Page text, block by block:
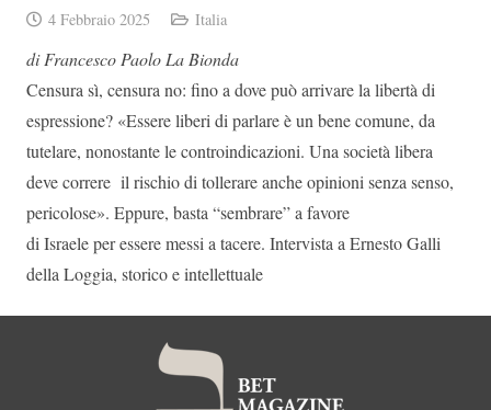
4 Febbraio 2025 Italia
di Francesco Paolo La Bionda
Censura sì, censura no: fino a dove può arrivare la libertà di
espressione? «Essere liberi di parlare è un bene comune, da
tutelare, nonostante le controindicazioni. Una società libera
deve correre il rischio di tollerare anche opinioni senza senso,
pericolose». Eppure, basta “sembrare” a favore
di Israele per essere messi a tacere. Intervista a Ernesto Galli
della Loggia, storico e intellettuale